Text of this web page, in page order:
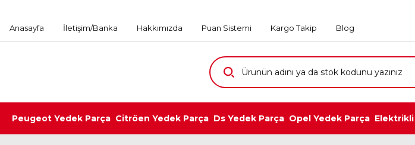
Anasayfa İletişim/Banka Hakkımızda Puan Sistemi Kargo Takip Blog
Peugeot Yedek Parça Citröen Yedek Parça Ds Yedek Parça Opel Yedek Parça